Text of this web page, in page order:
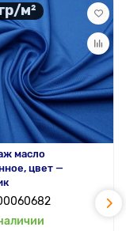
м²
масло
цвет —